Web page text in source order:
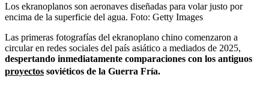
Los ekranoplanos son aeronaves diseñadas para volar justo por
encima de la superficie del agua. Foto: Getty Images
Las primeras fotografías del ekranoplano chino comenzaron a
circular en redes sociales del país asiático a mediados de 2025,
despertando inmediatamente comparaciones con los antiguos
proyectos soviéticos de la Guerra Fría.